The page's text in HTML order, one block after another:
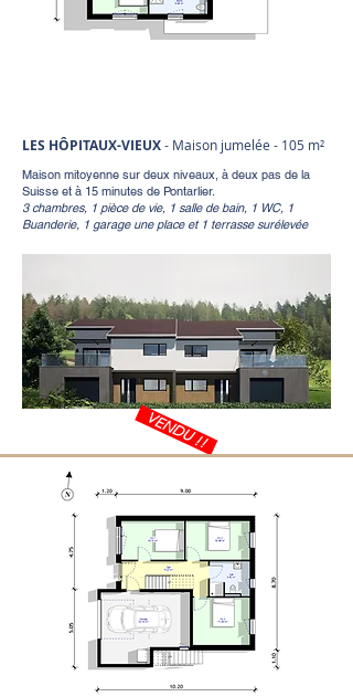
LES HÔPITAUX-VIEUX- Maison jumelée - 105 m²
Maison mitoyenne sur deux niveaux, à deux pas de la
Suisse et à 15 minutes de Pontarlier.
3 chambres, 1 pièce de vie, 1 salle de bain, 1 WC, 1
Buanderie, 1 garage une place et 1 terrasse surélevée
VENDU !!